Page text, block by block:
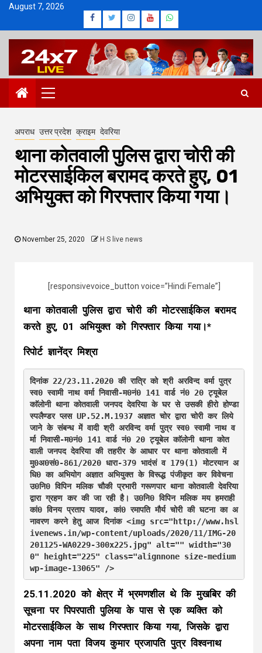
Skip
content
August 7, 2026
Facebook
Twitter
Instagram
Youtube
Whatsapp
Primary
Menu
अपराध उत्तर प्रदेश क्राइम देवरिया
थाना कोतवाली पुलिस द्वारा चोरी की
मोटरसाईकिल बरामद करते हुए, 01
अभियुक्त को गिरफ्तार किया गया।
November 25, 2020 H S live news
[responsivevoice_button voice=”Hindi Female”]
थाना कोतवाली पुलिस द्वारा चोरी की मोटरसाईकिल बरामद
करते हुए, 01 अभियुक्त को गिरफ्तार किया गया।*
रिपोर्ट ज्ञानेंद्र मिश्रा
दिनांक 22/23.11.2020 की रात्रि को श्री अरविन्द वर्मा पुत्र
स्व0 स्वामी नाथ वर्मा निवासी-म0नं0 141 वार्ड नं0 20 ट्यूबेल
काॅलोनी थाना कोतवाली जनपद देवरिया के घर से उसकी हीरो होण्डा
स्पलैण्डर प्लस UP.52.M.1937 अज्ञात चोर द्वारा चोरी कर लिये
जाने के संबन्ध में वादी श्री अरविन्द वर्मा पुत्र स्व0 स्वामी नाथ व
र्मा निवासी-म0नं0 141 वार्ड नं0 20 ट्यूबेल काॅलोनी थाना कोत
वाली जनपद देवरिया की तहरीर के आधार पर थाना कोतवाली में
मु0अ0सं0-861/2020 धारा-379 भादंसं व 179(1) मोटरयान अ
धि0 का अभियोग अज्ञात अभियुक्त के विरूद्ध पंजीकृत कर विवेचना
उ0नि0 विपिन मलिक चौकी प्रभारी गरूणपार थाना कोतवाली देवरिया
द्वारा ग्रहण कर की जा रही है। उ0नि0 विपिन मलिक मय हमराही
कां0 विनय प्रताप यादव, कां0 रमापति मौर्य चोरी की घटना का अ
नावरण करने हेतु आज दिनांक <img src="http://www.hsl
ivenews.in/wp-content/uploads/2020/11/IMG-20
201125-WA0229-300x225.jpg" alt="" width="30
0" height="225" class="alignnone size-medium
wp-image-13065" />
25.11.2020 को क्षेत्र में भ्रमणशील थे कि मुखबिर की
सूचना पर पिपरपाती पुलिया के पास से एक व्यक्ति को
मोटरसाईकिल के साथ गिरफ्तार किया गया, जिसके द्वारा
अपना नाम पता विजय कुमार प्रजापति पुत्र विश्वनाथ